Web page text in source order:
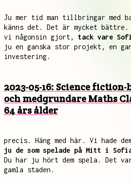
Ju mer tid man tillbringar med
känns det. Det är mycket
vi någonsin gjort, tack vare
ju en ganska stor projekt, en
investering.
2023-05-16: Science
och medgrundare Maths
64 års ålder
precis. Häng med här. Vi hade
ju de som spelade på Mitt i
Du har ju hört dem spela. Det
gamla staden.